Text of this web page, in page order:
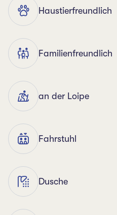
Haustierfreundlich
Familienfreundlich
an der Loipe
Fahrstuhl
Dusche